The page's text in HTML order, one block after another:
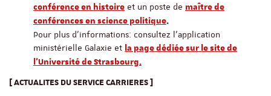
conférence en histoire et un poste de maître de
conférences en science politique.
Pour plus d'informations: consultez l’application
ministérielle Galaxie et la page dédiée sur le site de
l'Université de Strasbourg.
[ ACTUALITES DU SERVICE CARRIERES ]